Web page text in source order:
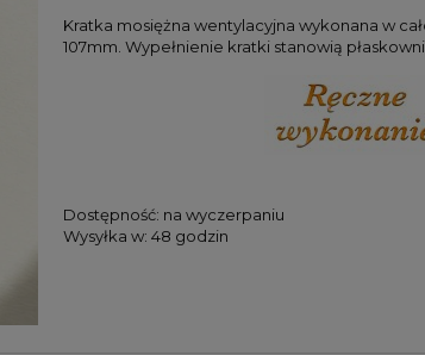
Kratka mosiężna wentylacyjna wykonana w
107mm. Wypełnienie kratki stanowią
Dostępność: na wyczerpaniu
Wysyłka w: 48 godzin